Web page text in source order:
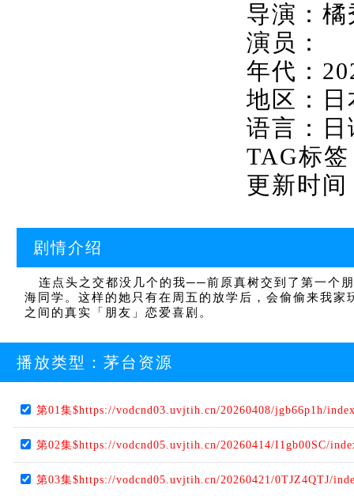
导演：橘
演员：
年代：
地区：日
语言：日
TAG标
更新时
剧情介绍
连点头之交都没几个的我──前原真树交到了第一个
海同学。这样的她只有在周五的放学后，会偷偷来我
之间的真实「朋友」恋爱喜剧。
播放类型： 茅台资源
第01集$https://vodcnd03.uvjtih.cn/20260408/jgb66p1h/
第02集$https://vodcnd05.uvjtih.cn/20260414/I1gb00SC/
第03集$https://vodcnd05.uvjtih.cn/20260421/0TJZ4QTJ/